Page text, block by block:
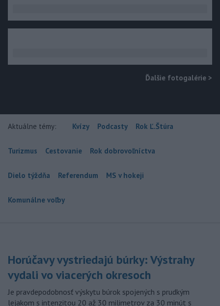
Ďalšie fotogalérie >
Aktuálne témy: Kvízy Podcasty Rok Ľ.Štúra
Turizmus Cestovanie Rok dobrovoľníctva
Dielo týždňa Referendum MS v hokeji
Komunálne voľby
Horúčavy vystriedajú búrky: Výstrahy
vydali vo viacerých okresoch
Je pravdepodobnosť výskytu búrok spojených s prudkým
lejakom s intenzitou 20 až 30 milimetrov za 30 minút s